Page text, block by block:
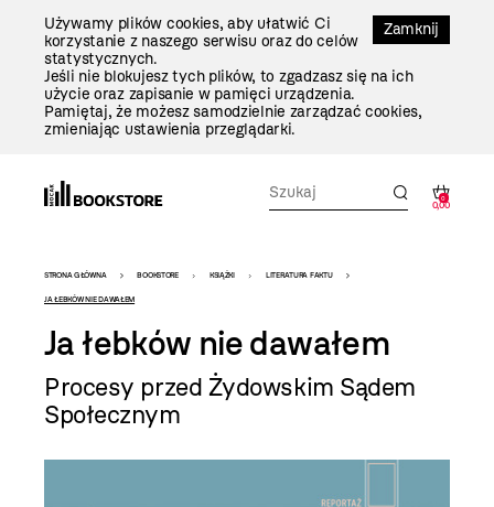
Zamknij
Używamy plików cookies, aby ułatwić Ci
korzystanie z naszego serwisu oraz do celów
statystycznych.
Jeśli nie blokujesz tych plików, to zgadzasz się na ich
użycie oraz zapisanie w pamięci urządzenia.
Pamiętaj, że możesz samodzielnie zarządzać cookies,
zmieniając ustawienia przeglądarki.
0
0,00
Bookstore
-
szablon
szczegóły
STRONA GŁÓWNA BOOKSTORE KSIĄŻKI LITERATURA FAKTU
JA ŁEBKÓW NIE DAWAŁEM
Ja łebków nie dawałem
Procesy przed Żydowskim Sądem
Społecznym